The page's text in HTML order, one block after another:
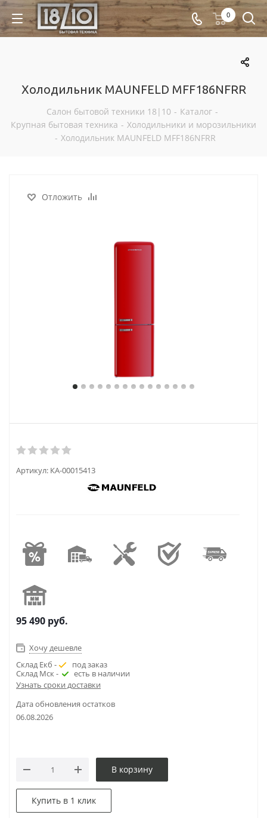
0
Холодильник MAUNFELD MFF186NFRR
Салон бытовой техники 18|10 - Каталог -
Крупная бытовая техника - Холодильники и морозильники
- Холодильник MAUNFELD MFF186NFRR
Отложить
Артикул: КА-00015413
95 490 руб.
Хочу дешевле
Склад Екб -
под заказ
Склад Мск -
есть в наличии
Узнать сроки доставки
Дата обновления остатков
06.08.2026
В корзину
Купить в 1 клик